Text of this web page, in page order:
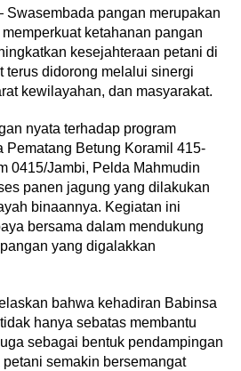
pangan merupakan
ketahanan pangan
kesejahteraan petani di
terus didorong melalui sinergi
kewilayahan, dan masyarakat.
nyata terhadap program
Pematang Betung Koramil 415-
0415/Jambi, Pelda Mahmudin
panen jagung yang dilakukan
binaannya. Kegiatan ini
bersama dalam mendukung
yang digalakkan
bahwa kehadiran Babinsa
hanya sebatas membantu
sebagai bentuk pendampingan
semakin bersemangat